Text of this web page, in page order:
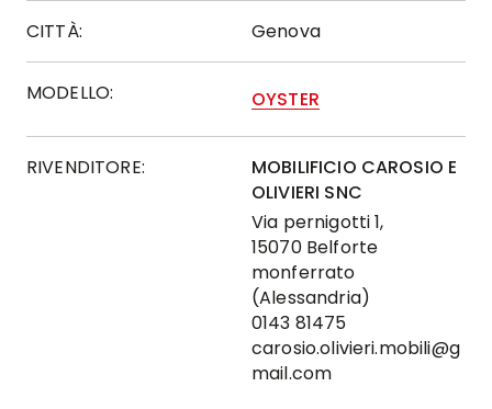
CITTÀ: Genova
MODELLO: OYSTER
RIVENDITORE:
MOBILIFICIO CAROSIO E
OLIVIERI SNC
Via pernigotti 1,
15070 Belforte
monferrato
(Alessandria)
0143 81475
carosio.olivieri.mobili@g
mail.com